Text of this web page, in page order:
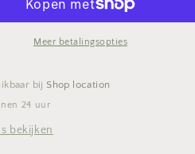
24cm
Meer betalingsopties
bij Shop location
24 uur
bekijken